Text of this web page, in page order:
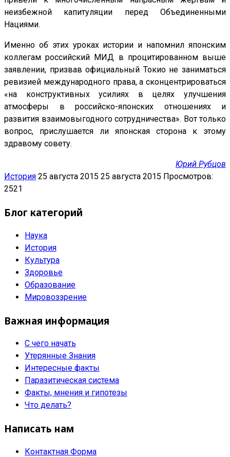
неизбежной капитуляции перед Объединенными
Нациями.
Именно об этих уроках истории и напомнил японским
коллегам российский МИД в процитированном выше
заявлении, призвав официальный Токио не заниматься
ревизией международного права, а сконцентрироваться
«на конструктивных усилиях в целях улучшения
атмосферы в российско-японских отношениях и
развития взаимовыгодного сотрудничества». Вот только
вопрос, прислушается ли японская сторона к этому
здравому совету.
Юрий Рубцов
История 25 августа 2015 25 августа 2015 Просмотров:
2521
Блог категорий
Наука
История
Культура
Здоровье
Образование
Мировоззрение
Важная информация
С чего начать
Утерянные Знания
Интересные факты
Паразитическая система
Факты, мнения и гипотезы
Что делать?
Написать нам
Контактная Форма